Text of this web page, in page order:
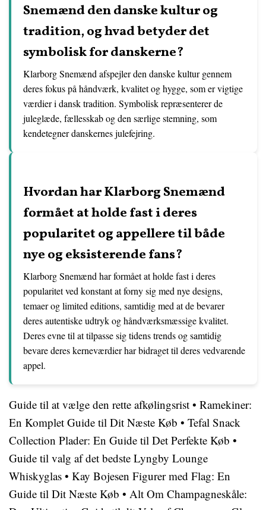
Snemænd den danske kultur og
tradition, og hvad betyder det
symbolisk for danskerne?
Klarborg Snemænd afspejler den danske kultur gennem
deres fokus på håndværk, kvalitet og hygge, som er vigtige
værdier i dansk tradition. Symbolisk repræsenterer de
juleglæde, fællesskab og den særlige stemning, som
kendetegner danskernes julefejring.
Hvordan har Klarborg Snemænd
formået at holde fast i deres
popularitet og appellere til både
nye og eksisterende fans?
Klarborg Snemænd har formået at holde fast i deres
popularitet ved konstant at forny sig med nye designs,
temaer og limited editions, samtidig med at de bevarer
deres autentiske udtryk og håndværksmæssige kvalitet.
Deres evne til at tilpasse sig tidens trends og samtidig
bevare deres kerneværdier har bidraget til deres vedvarende
appel.
Guide til at vælge den rette afkølingsrist • Ramekiner:
En Komplet Guide til Dit Næste Køb • Tefal Snack
Collection Plader: En Guide til Det Perfekte Køb •
Guide til valg af det bedste Lyngby Lounge
Whiskyglas • Kay Bojesen Figurer med Flag: En
Guide til Dit Næste Køb • Alt Om Champagneskåle: